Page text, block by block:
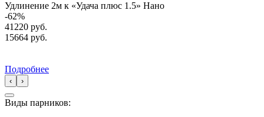
Удлинение 2м к «Удача плюс 1.5» Нано
-62%
41220 руб.
15664 руб.
Подробнее
‹ ›
Виды парников: